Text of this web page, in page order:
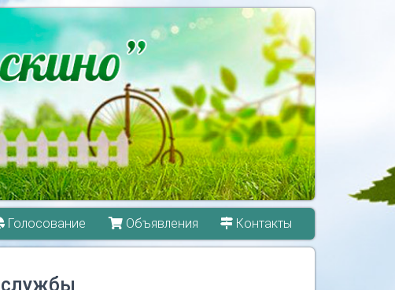
Голосование Объявления Контакты